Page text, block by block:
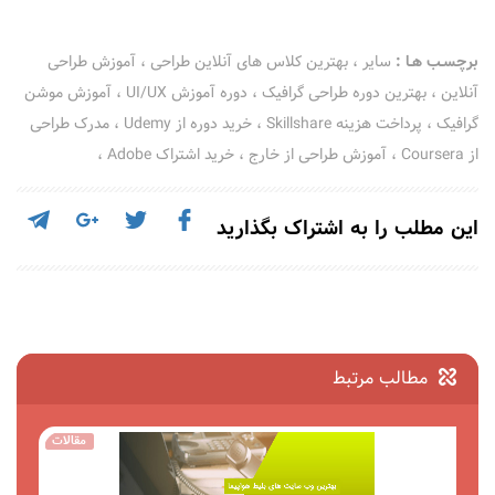
برچسـب هـا : سایر ، بهترین کلاس های آنلاین طراحی ، آموزش طراحی
آنلاین ، بهترین دوره طراحی گرافیک ، دوره آموزش UI/UX ، آموزش موشن
گرافیک ، پرداخت هزینه Skillshare ، خرید دوره از Udemy ، مدرک طراحی
از Coursera
، آموزش طراحی از خارج ، خرید اشتراک Adobe ،
این مطلب را به اشتراک بگذارید
مطالب مرتبط
مقالات